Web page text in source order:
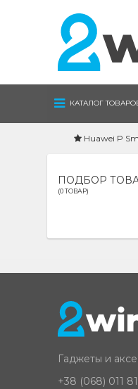
КАТАЛОГ
Huawei P
ПОДБОР
(0 ТОВАР)
Гаджеты и
+38 (068) 011